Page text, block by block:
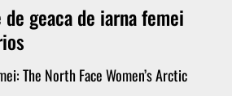
geaca de iarna femei
The North Face Women’s Arctic